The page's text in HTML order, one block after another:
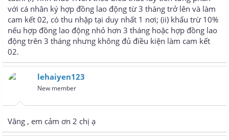
với cá nhân ký hợp đồng lao động từ 3 tháng trở lên và làm
cam kết 02, có thu nhập tại duy nhất 1 nơi; (ii) khấu trừ 10%
nếu hợp đồng lao động nhỏ hơn 3 tháng hoặc hợp đồng lao
động trên 3 tháng nhưng không đủ điều kiện làm cam kết
02.
lehaiyen123
New member
Vâng , em cảm ơn 2 chị ạ